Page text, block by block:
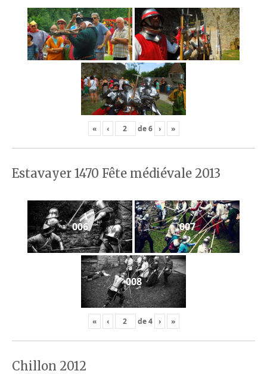
« ‹ de6 › »
Estavayer 1470 Fête médiévale 2013
006 007
008
« ‹ de4 › »
Chillon 2012